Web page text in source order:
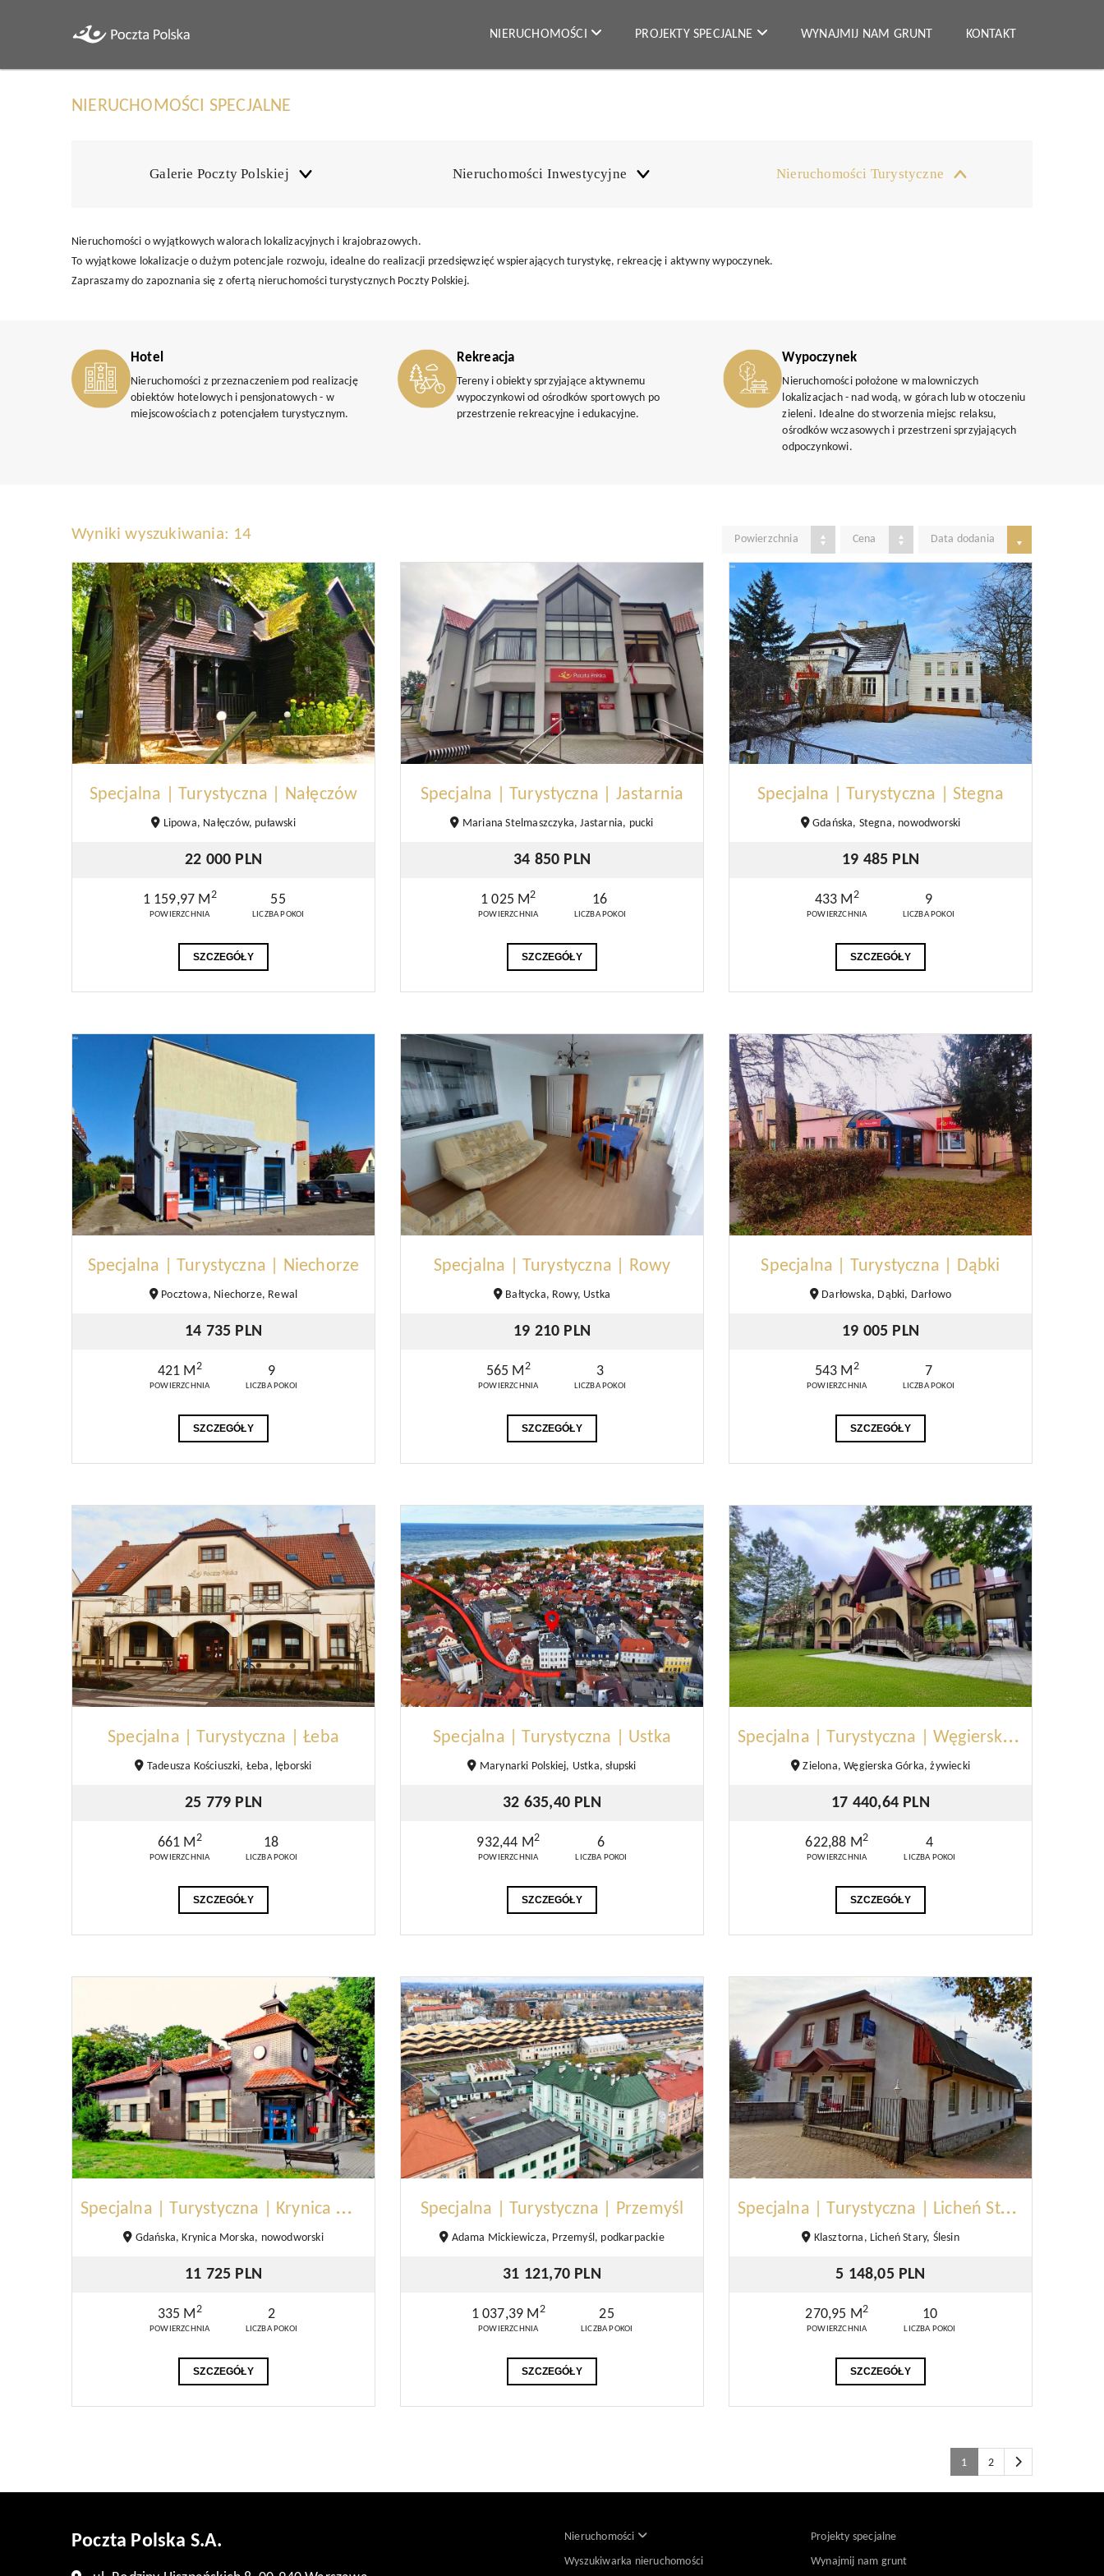
NIERUCHOMOŚCI PROJEKTY SPECJALNE WYNAJMIJ NAM GRUNT KONTAKT
NIERUCHOMOŚCI SPECJALNE
Galerie Poczty Polskiej Nieruchomości Inwestycyjne Nieruchomości Turystyczne
Nieruchomości o wyjątkowych walorach lokalizacyjnych i krajobrazowych.
To wyjątkowe lokalizacje o dużym potencjale rozwoju, idealne do realizacji przedsięwzięć wspierających turystykę, rekreację i aktywny wypoczynek.
Zapraszamy do zapoznania się z ofertą nieruchomości turystycznych Poczty Polskiej.
Hotel
Nieruchomości z przeznaczeniem pod realizację
obiektów hotelowych i pensjonatowych - w
miejscowościach z potencjałem turystycznym.
Rekreacja
Tereny i obiekty sprzyjające aktywnemu
wypoczynkowi od ośrodków sportowych po
przestrzenie rekreacyjne i edukacyjne.
Wypoczynek
Nieruchomości położone w malowniczych
lokalizacjach - nad wodą, w górach lub w otoczeniu
zieleni. Idealne do stworzenia miejsc relaksu,
ośrodków wczasowych i przestrzeni sprzyjających
odpoczynkowi.
Wyniki wyszukiwania: 14 Powierzchnia Cena Data dodania
Specjalna | Turystyczna | Nałęczów
Lipowa, Nałęczów, puławski
22 000 PLN
1 159,97 M2
POWIERZCHNIA
55
LICZBA POKOI
SZCZEGÓŁY
Specjalna | Turystyczna | Jastarnia
Mariana Stelmaszczyka, Jastarnia, pucki
34 850 PLN
1 025 M2
POWIERZCHNIA
16
LICZBA POKOI
SZCZEGÓŁY
Specjalna | Turystyczna | Stegna
Gdańska, Stegna, nowodworski
19 485 PLN
433 M2
POWIERZCHNIA
9
LICZBA POKOI
SZCZEGÓŁY
Specjalna | Turystyczna | Niechorze
Pocztowa, Niechorze, Rewal
14 735 PLN
421 M2
POWIERZCHNIA
9
LICZBA POKOI
SZCZEGÓŁY
Specjalna | Turystyczna | Rowy
Bałtycka, Rowy, Ustka
19 210 PLN
565 M2
POWIERZCHNIA
3
LICZBA POKOI
SZCZEGÓŁY
Specjalna | Turystyczna | Dąbki
Darłowska, Dąbki, Darłowo
19 005 PLN
543 M2
POWIERZCHNIA
7
LICZBA POKOI
SZCZEGÓŁY
Specjalna | Turystyczna | Łeba
Tadeusza Kościuszki, Łeba, lęborski
25 779 PLN
661 M2
POWIERZCHNIA
18
LICZBA POKOI
SZCZEGÓŁY
Specjalna | Turystyczna | Ustka
Marynarki Polskiej, Ustka, słupski
32 635,40 PLN
932,44 M2
POWIERZCHNIA
6
LICZBA POKOI
SZCZEGÓŁY
S
pecjalna | Turystyczna | Węgierska Górka
Zielona, Węgierska Górka, żywiecki
17 440,64 PLN
622,88 M2
POWIERZCHNIA
4
LICZBA POKOI
SZCZEGÓŁY
S
pecjalna | Turystyczna | Krynica Morska
Gdańska, Krynica Morska, nowodworski
11 725 PLN
335 M2
POWIERZCHNIA
2
LICZBA POKOI
SZCZEGÓŁY
Specjalna | Turystyczna | Przemyśl
Adama Mickiewicza, Przemyśl, podkarpackie
31 121,70 PLN
1 037,39 M2
POWIERZCHNIA
25
LICZBA POKOI
SZCZEGÓŁY
S
pecjalna | Turystyczna | Licheń Stary
Klasztorna, Licheń Stary, Ślesin
5 148,05 PLN
270,95 M2
POWIERZCHNIA
10
LICZBA POKOI
SZCZEGÓŁY
1 2
Poczta Polska S.A.
Nieruchomości
Wyszukiwarka nieruchomości
Projekty specjalne
Wynajmij nam grunt